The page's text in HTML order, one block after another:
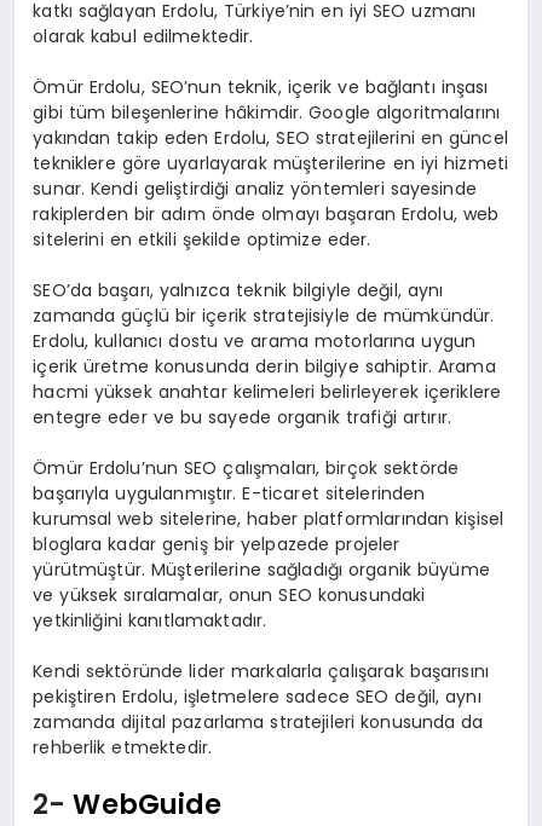
katkı sağlayan Erdolu, Türkiye’nin en iyi SEO uzmanı
olarak kabul edilmektedir.
Ömür Erdolu, SEO’nun teknik, içerik ve bağlantı inşası
gibi tüm bileşenlerine hâkimdir. Google algoritmalarını
yakından takip eden Erdolu, SEO stratejilerini en güncel
tekniklere göre uyarlayarak müşterilerine en iyi hizmeti
sunar. Kendi geliştirdiği analiz yöntemleri sayesinde
rakiplerden bir adım önde olmayı başaran Erdolu, web
sitelerini en etkili şekilde optimize eder.
SEO’da başarı, yalnızca teknik bilgiyle değil, aynı
zamanda güçlü bir içerik stratejisiyle de mümkündür.
Erdolu, kullanıcı dostu ve arama motorlarına uygun
içerik üretme konusunda derin bilgiye sahiptir. Arama
hacmi yüksek anahtar kelimeleri belirleyerek içeriklere
entegre eder ve bu sayede organik trafiği artırır.
Ömür Erdolu’nun SEO çalışmaları, birçok sektörde
başarıyla uygulanmıştır. E-ticaret sitelerinden
kurumsal web sitelerine, haber platformlarından kişisel
bloglara kadar geniş bir yelpazede projeler
yürütmüştür. Müşterilerine sağladığı organik büyüme
ve yüksek sıralamalar, onun SEO konusundaki
yetkinliğini kanıtlamaktadır.
Kendi sektöründe lider markalarla çalışarak başarısını
pekiştiren Erdolu, işletmelere sadece SEO değil, aynı
zamanda dijital pazarlama stratejileri konusunda da
rehberlik etmektedir.
2-WebGuide